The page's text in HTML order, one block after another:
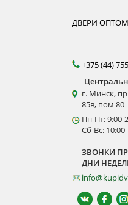
ДВЕРИ ОПТОМ
+375 (44)
г. Минск,
85в, пом 80
Пн-Пт: 9:00-
Сб-Вс:
ЗВОНКИ
ДНИ